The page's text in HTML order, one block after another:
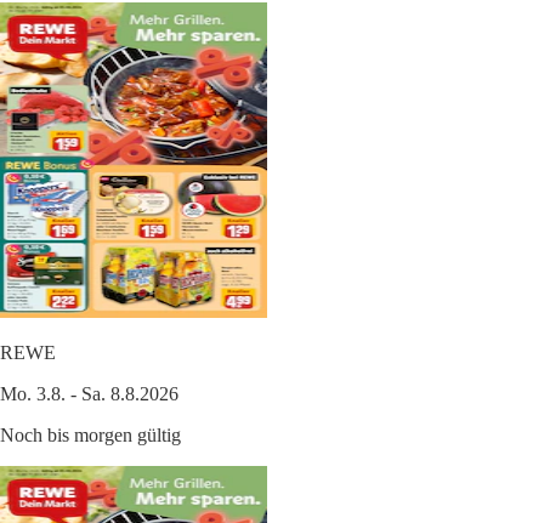
REWE
Mo. 3.8. - Sa. 8.8.2026
Noch bis morgen gültig